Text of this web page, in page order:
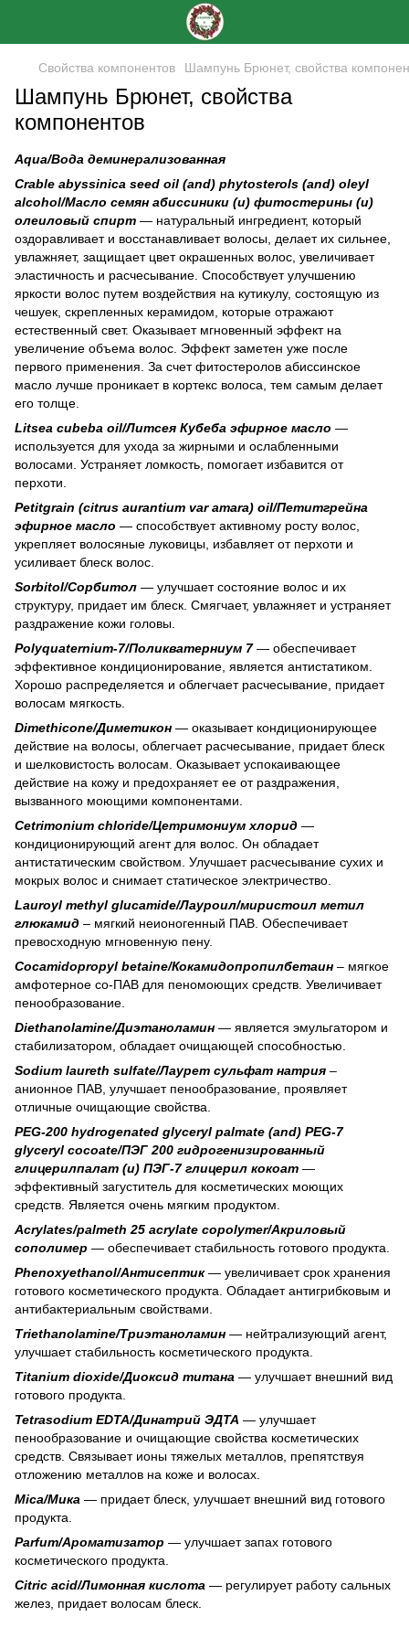
Свойства компонентов Шампунь Брюнет, свойства
Шампунь Брюнет, свойства
компонентов
Aqua/Вода деминерализованная
Сrable аbyssinica seed oil (and) phytosterols (and) oleyl
alcohol/Масло семян абиссиники (и) фитостерины (и)
олеиловый спирт — натуральный ингредиент, который
оздоравливает и восстанавливает волосы, делает их сильнее,
увлажняет, защищает цвет окрашенных волос, увеличивает
эластичность и расчесывание. Способствует улучшению
яркости волос путем воздействия на кутикулу, состоящую из
чешуек, скрепленных керамидом, которые отражают
естественный свет. Оказывает мгновенный эффект на
увеличение объема волос. Эффект заметен уже после
первого применения. За счет фитостеролов абиссинское
масло лучше проникает в кортекс волоса, тем самым делает
его толще.
Litsea cubeba oil/Литсея Кубеба эфирное масло —
используется для ухода за жирными и ослабленными
волосами. Устраняет ломкость, помогает избавится от
перхоти.
Рetitgrain (citrus aurantium var amara) oil/Петитгрейна
эфирное масло — способствует активному росту волос,
укрепляет волосяные луковицы, избавляет от перхоти и
усиливает блеск волос.
Sorbitol/Сорбитол — улучшает состояние волос и их
структуру, придает им блеск. Смягчает, увлажняет и устраняет
раздражение кожи головы.
Polyquaternium-7/Поликватерниум 7— обеспечивает
эффективное кондиционирование, является антистатиком.
Хорошо распределяется и облегчает расчесывание, придает
волосам мягкость.
Dimethicone/Диметикон — оказывает кондиционирующее
действие на волосы, облегчает расчесывание, придает блеск
и шелковистость волосам. Оказывает успокаивающее
действие на кожу и предохраняет ее от раздражения,
вызванного моющими компонентами.
Сetrimonium chloride/Цетримониум хлорид —
кондиционирующий агент для волос. Он обладает
антистатическим свойством. Улучшает расчесывание сухих и
мокрых волос и снимает статическое электричество.
Lauroyl methyl glucamide/Лауроил/миристоил метил
глюкамид – мягкий неионогенный ПАВ. Обеспечивает
превосходную мгновенную пену.
Cocamidopropyl betaine/Кокамидопропилбетаин – мягкое
амфотерное со-ПАВ для пеномоющих средств. Увеличивает
пенообразование.
Diethanolamine/Диэтаноламин — является эмульгатором и
стабилизатором, обладает очищающей способностью.
Sodium laureth sulfate/Лаурет сульфат натрия –
анионное ПАВ, улучшает пенообразование, проявляет
отличные очищающие свойства.
PEG-200 hydrogenated glyceryl palmate (and) PEG-7
glyceryl cocoate/ПЭГ 200 гидрогенизированный
глицерилпалат (и) ПЭГ-7 глицерил кокоат —
эффективный загуститель для косметических моющих
средств. Является очень мягким продуктом.
Аcrylates/palmeth 25 acrylate copolymer/Акриловый
сополимер — обеспечивает стабильность готового продукта.
Рhenoxyethanol/Антисептик— увеличивает срок хранения
готового косметического продукта. Обладает антигрибковым и
антибактериальным свойствами.
Triethanolamine/Триэтаноламин — нейтрализующий агент,
улучшает стабильность косметического продукта.
Titanium dioxide/Диоксид титана — улучшает внешний вид
готового продукта.
Tetrasodium EDTA/Динатрий ЭДТА — улучшает
пенообразование и очищающие свойства косметических
средств. Связывает ионы тяжелых металлов, препятствуя
отложению металлов на коже и волосах.
Mica/Мика — придает блеск, улучшает внешний вид готового
продукта.
Parfum/Ароматизатор — улучшает запах готового
косметического продукта.
Citric acid/Лимонная кислота — регулирует работу сальных
желез, придает волосам блеск.